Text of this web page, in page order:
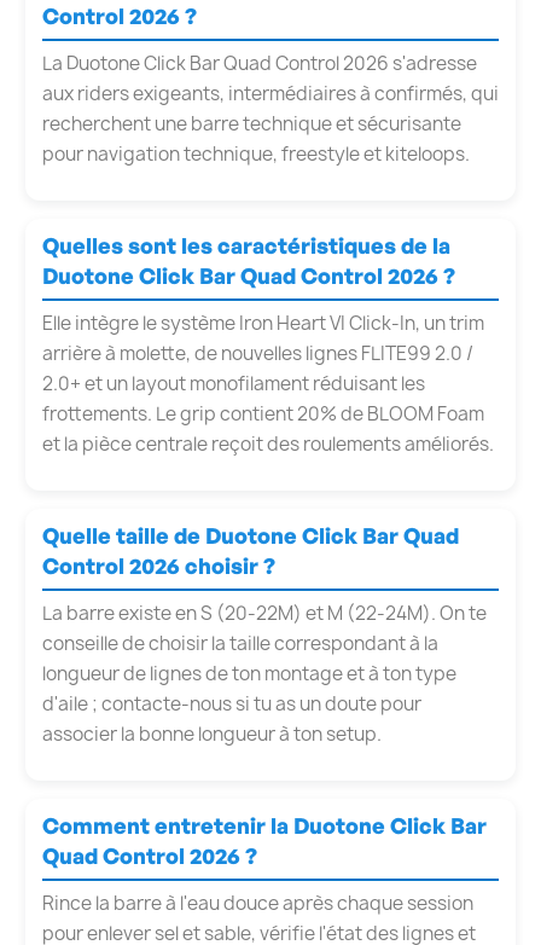
Control 2026 ?
La Duotone Click Bar Quad Control 2026 s'adresse
aux riders exigeants, intermédiaires à confirmés, qui
recherchent une barre technique et sécurisante
pour navigation technique, freestyle et kiteloops.
Quelles sont les caractéristiques de la
Duotone Click Bar Quad Control 2026 ?
Elle intègre le système Iron Heart VI Click-In, un trim
arrière à molette, de nouvelles lignes FLITE99 2.0 /
2.0+ et un layout monofilament réduisant les
frottements. Le grip contient 20% de BLOOM Foam
et la pièce centrale reçoit des roulements améliorés.
Quelle taille de Duotone Click Bar Quad
Control 2026 choisir ?
La barre existe en S (20-22M) et M (22-24M). On te
conseille de choisir la taille correspondant à la
longueur de lignes de ton montage et à ton type
d'aile ; contacte-nous si tu as un doute pour
associer la bonne longueur à ton setup.
Comment entretenir la Duotone Click Bar
Quad Control 2026 ?
Rince la barre à l'eau douce après chaque session
pour enlever sel et sable, vérifie l'état des lignes et